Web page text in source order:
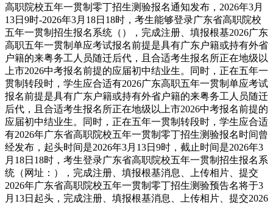
高职院校五年一贯制零丁招生测验报名通知发布，2026年3月
13日9时-2026年3月18日18时，考生能够登录广东省高职院校
五年一贯制招生报名系统（），完成注册、填报根基2026广东
高职五年一贯制单应考试报名前提是具有广东户籍或持有外省
户籍的来粤务工人员随迁后代，且合适考生报名所正在地级以
上市2026中考报名前提的应届初中结业生。同时，正在五年一
贯制转段时，学生应合适有2026广东高职五年一贯制单应考试
报名前提是具有广东户籍或持有外省户籍的来粤务工人员随迁
后代，且合适考生报名所正在地级以上市2026中考报名前提的
应届初中结业生。同时，正在五年一贯制转段时，学生应合适
有2026年广东省高职院校五年一贯制零丁招生测验报名时间曾
经发布，起头时间是2026年3月13日9时，截止时间是2026年3
月18日18时，考生登录广东省高职院校五年一贯制招生报名系
统（网址：），完成注册、填报根基消息、上传相片、提交
2026年广东省高职院校五年一贯制零丁招生测验预告名将于3
月13日起头，完成注册、填报根基消息、上传相片、提交2026